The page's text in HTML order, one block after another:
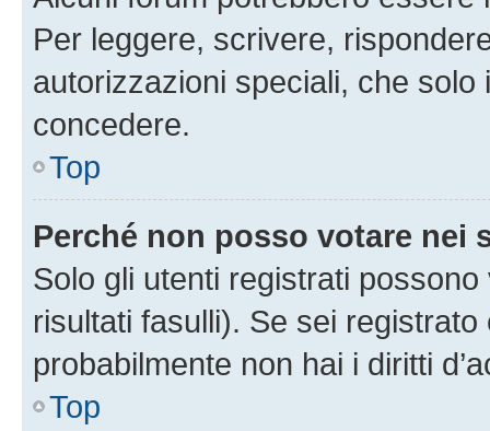
Per leggere, scrivere,
autorizzazioni speciali, che solo
concedere.
Top
Perché non posso votare nei
Solo gli utenti registrati
risultati fasulli). Se sei
probabilmente non hai i diritti
Top